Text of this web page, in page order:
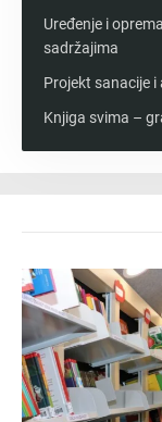
Uređenje i
sadržajima
Projekt sanacije
Knjiga svima –